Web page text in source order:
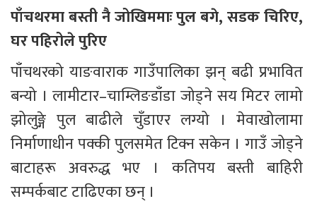
पाँचथरमा बस्ती नै जोखिममाः पुल बगे, सडक चिरिए,
घर पहिरोले पुरिए
पाँचथरको याङवाराक गाउँपालिका झन् बढी प्रभावित
बन्यो । लामीटार–चाम्लिङडाँडा जोड्ने सय मिटर लामो
झोलुङ्गे पुल बाढीले चुँडाएर लग्यो । मेवाखोलामा
निर्माणाधीन पक्की पुलसमेत टिक्न सकेन । गाउँ जोड्ने
बाटाहरू अवरुद्ध भए । कतिपय बस्ती बाहिरी
सम्पर्कबाट टाढिएका छन् ।